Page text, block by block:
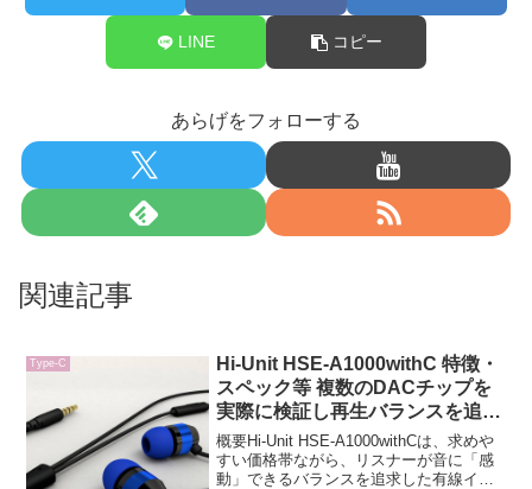
LINE コピー
あらげをフォローする
関連記事
Type-C
Hi-Unit HSE-A1000withC 特徴・
スペック等 複数のDACチップを
実際に検証し再生バランスを追求
したUSB-C有線イヤホン
概要Hi-Unit HSE-A1000withCは、求めや
すい価格帯ながら、リスナーが音に「感
動」できるバランスを追求した有線イヤ